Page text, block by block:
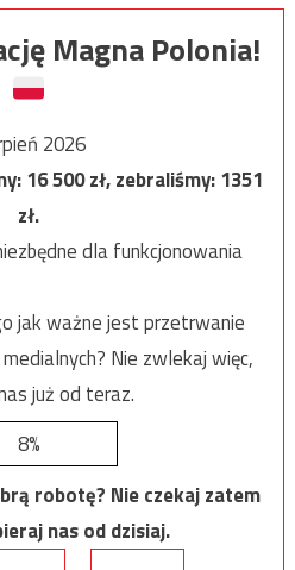
Magna Polonia!
2026
16 500zł, zebraliśmy:1351
zł.
dla funkcjonowania
jak ważne jest przetrwanie
Nie zwlekaj więc,
już od teraz.
8%
robotę? Nie czekaj zatem
nas od dzisiaj.